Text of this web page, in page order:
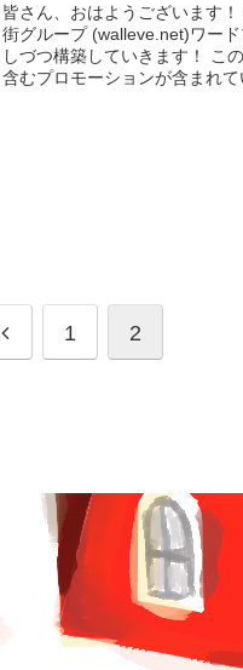
皆さん、おはようございます
街グループ (walleve.net)ワー
しづつ構築していきます！ こ
含むプロモーションが含まれて
前 1 2